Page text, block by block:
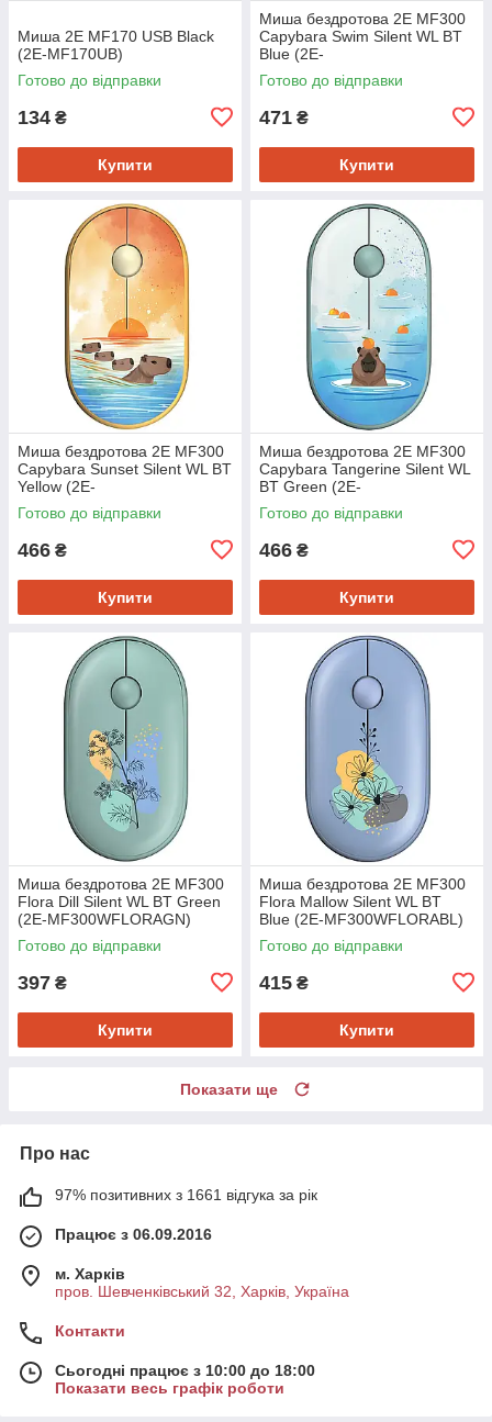
Миша 2E MF170 USB Black
(2E-MF170UB)
Готово до відправки
134 ₴
Купити
Миша бездротова 2E MF300
Capybara Swim Silent WL BT
Blue (2E-
MF300WCAPIBARABL)
Готово до відправки
471 ₴
Купити
Миша бездротова 2E MF300
Capybara Sunset Silent WL BT
Yellow (2E-
MF300WCAPIBARAYW)
Готово до відправки
466 ₴
Купити
Миша бездротова 2E MF300
Capybara Tangerine Silent WL
BT Green (2E-
MF300WCAPIBARAGN)
Готово до відправки
466 ₴
Купити
Миша бездротова 2E MF300
Flora Dill Silent WL BT Green
(2E-MF300WFLORAGN)
Готово до відправки
397 ₴
Купити
Миша бездротова 2E MF300
Flora Mallow Silent WL BT
Blue (2E-MF300WFLORABL)
Готово до відправки
415 ₴
Купити
Показати ще
Про нас
97% позитивних з 1661 відгука за рік
Працює з 06.09.2016
м. Харків
пров. Шевченківський 32, Харків, Україна
Контакти
Сьогодні працює з 10:00 до 18:00
Показати весь графік роботи